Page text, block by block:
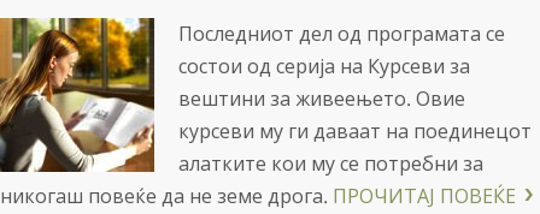
Последниот дел од програмата се
состои од серија на Курсеви за
вештини за живеењето. Овие
курсеви му ги даваат на поединецот
алатките кои му се потребни за
никогаш повеќе да не земе дрога. ПРОЧИТАЈ ПОВЕЌЕ